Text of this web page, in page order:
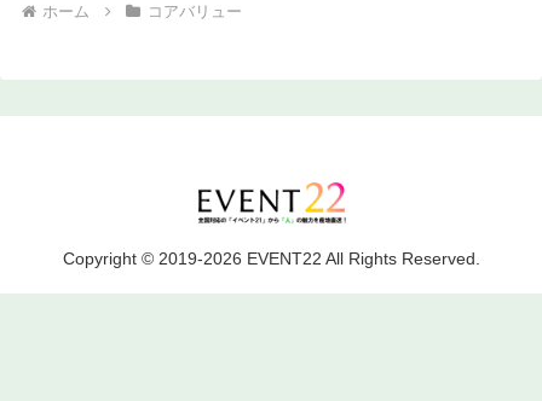
ホーム コアバリュー
Copyright © 2019-2026 EVENT22 All Rights Reserved.